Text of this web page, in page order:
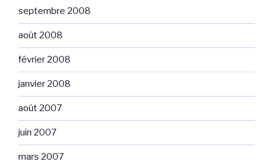
septembre 2008
août 2008
février 2008
janvier 2008
août 2007
juin 2007
mars 2007